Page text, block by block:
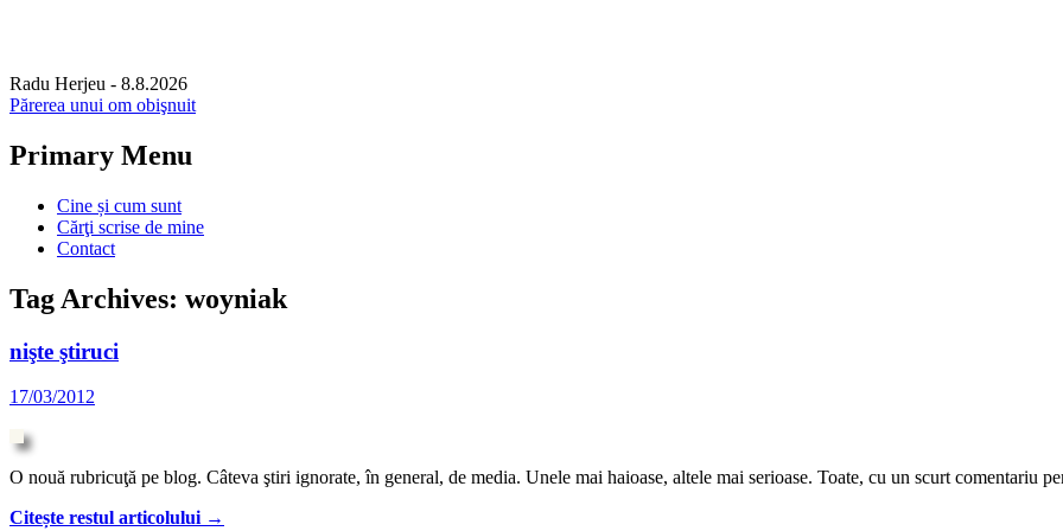
Radu Herjeu - 8.8.2026
Părerea unui om obişnuit
Primary Menu
Skip
content
Cine și cum sunt
Cărţi scrise de mine
Contact
Tag Archives: woyniak
nişte ştiruci
17/03/2012
O nouă rubricuţă pe blog. Câteva ştiri ignorate, în general, de media. Unele mai haioase, altele mai serioase. Toate, cu un scurt comentariu
Citește restul articolului →